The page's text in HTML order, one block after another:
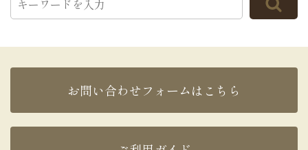
お問い合わせフォームはこちら